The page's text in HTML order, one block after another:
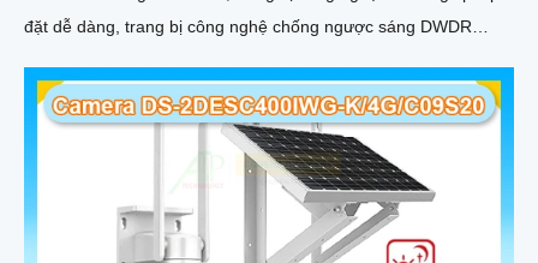
đặt dễ dàng, trang bị công nghệ chống ngược sáng DWDR